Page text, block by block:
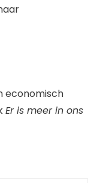
economisch
Er is meer in ons